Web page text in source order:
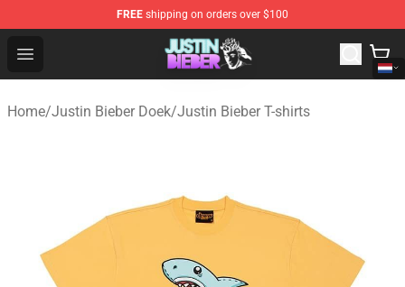
FREE shipping on orders over $100
Open menu
Justin Bieber Store - Official Justin Bieber Merchandise
Home/Justin Bieber Doek/Justin Bieber T-shirts